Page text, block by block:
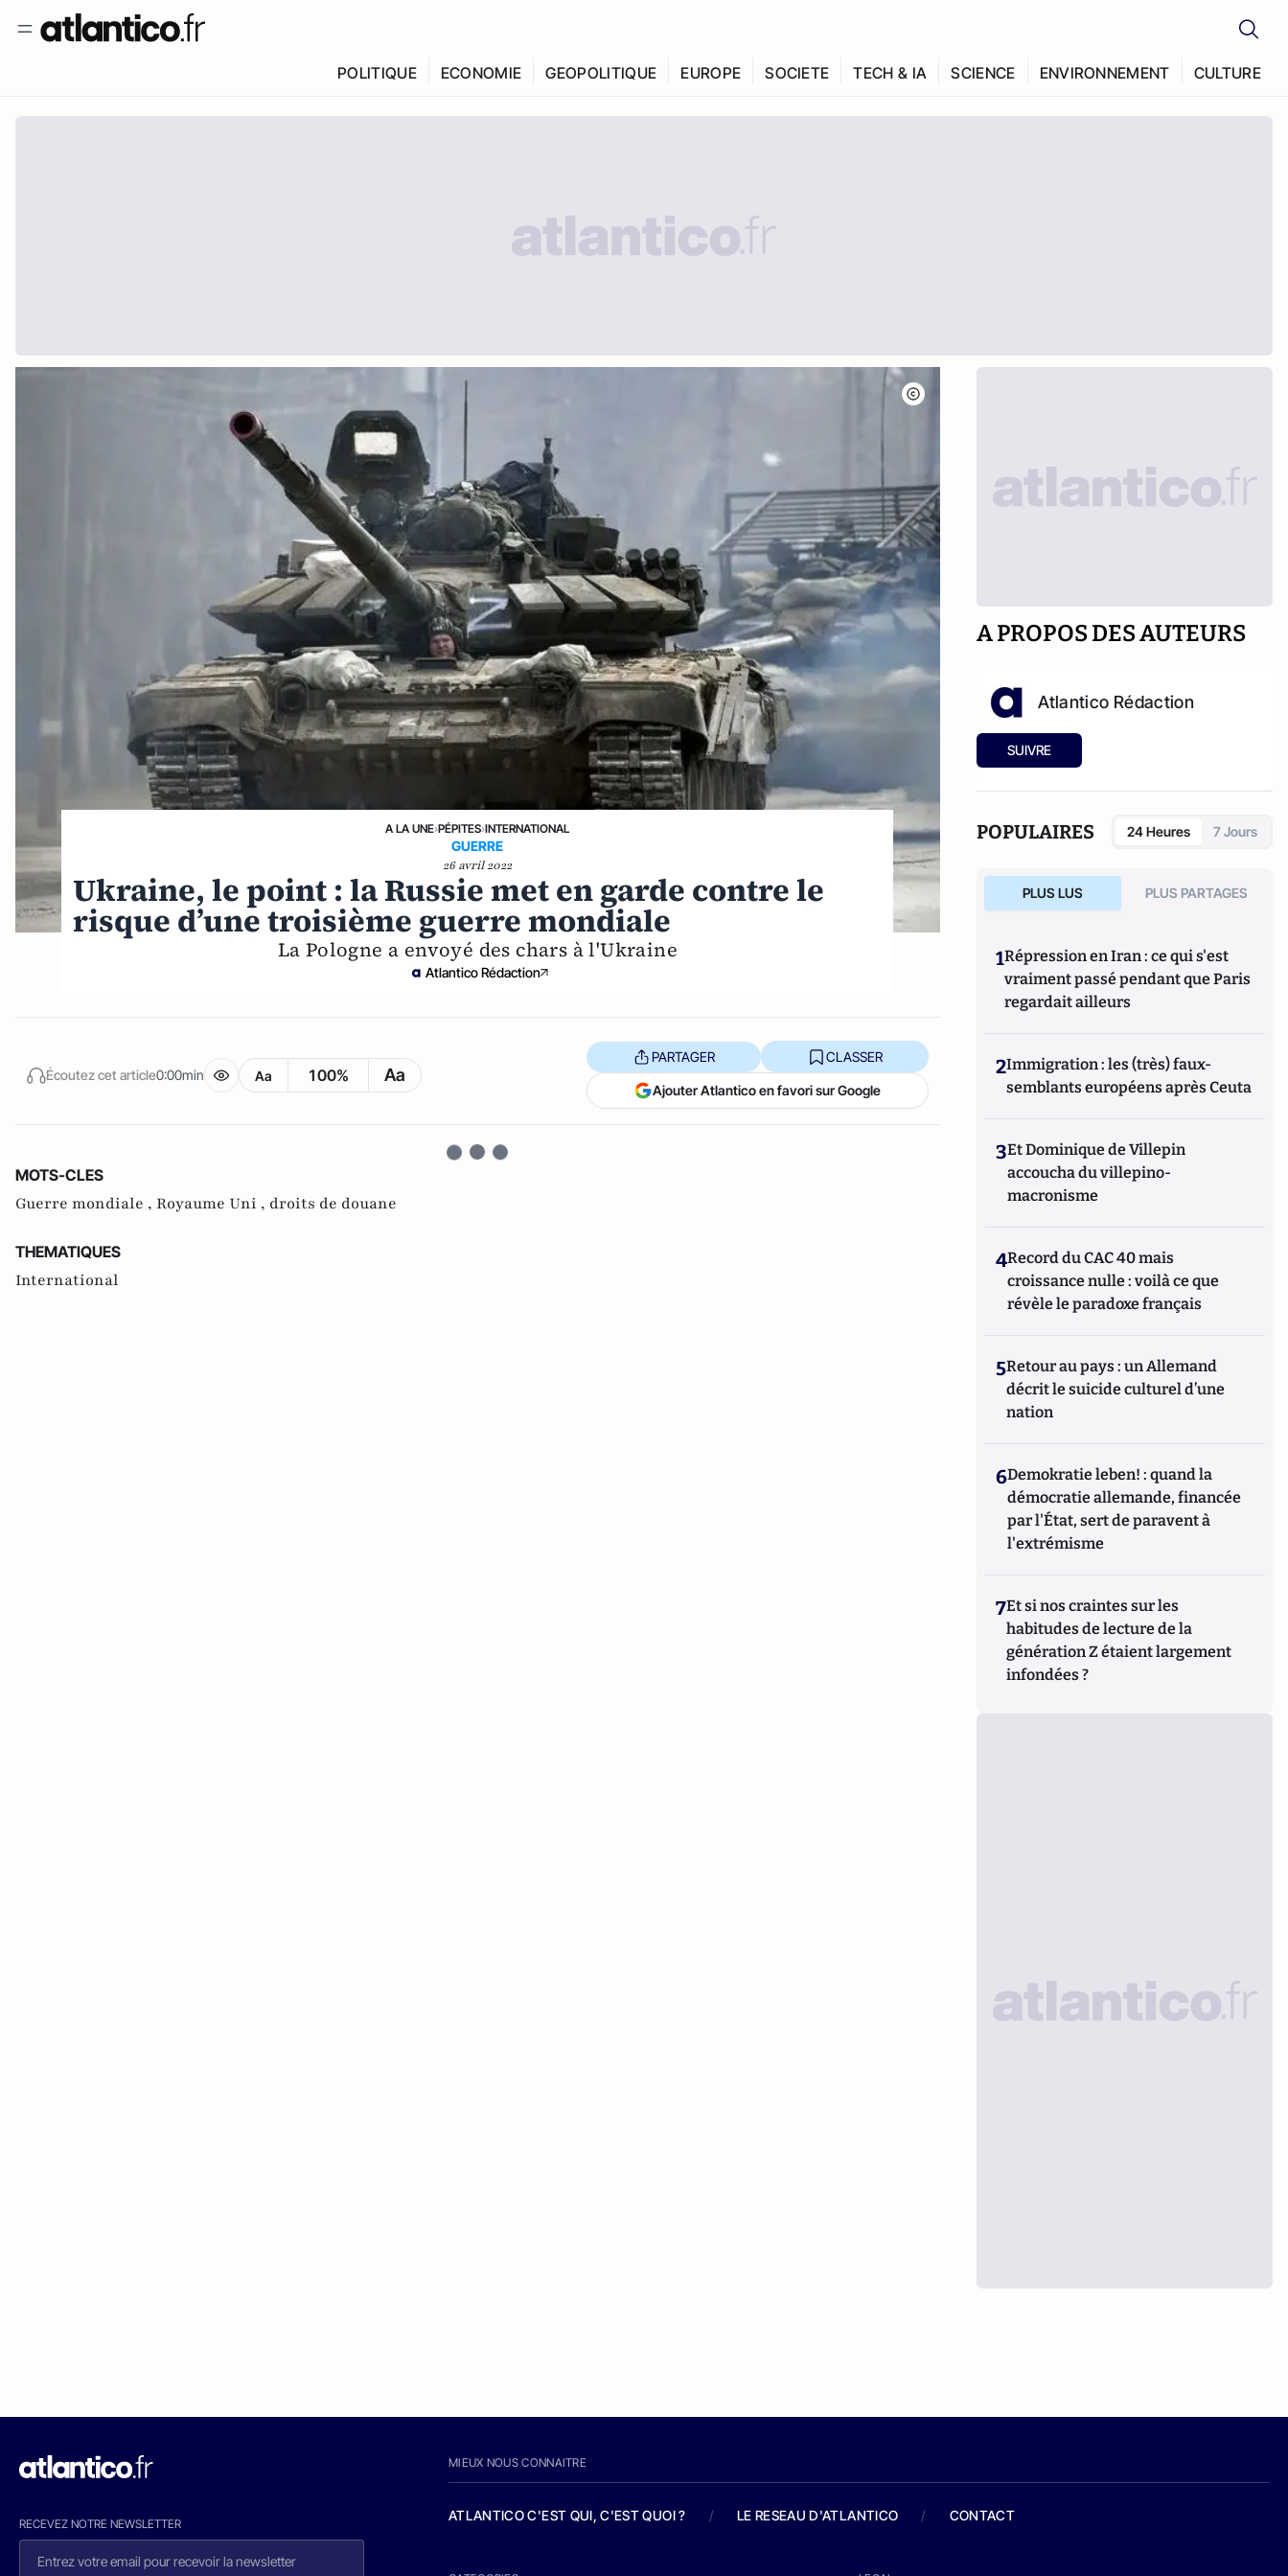
POLITIQUE ECONOMIE GEOPOLITIQUE EUROPE SOCIETE TECH & IA SCIENCE ENVIRONNEMENT CULTURE
A LA UNE›PÉPITES›INTERNATIONAL
GUERRE
26 avril 2022
Ukraine, le point : la Russie met en garde contre le
risque d’une troisième guerre mondiale
La Pologne a envoyé des chars à l'Ukraine
Atlantico Rédaction
Écoutez cet article0:00min Aa 100% Aa
PARTAGER CLASSER
Ajouter Atlantico en favori sur Google
MOTS-CLES
Guerre mondiale , Royaume Uni , droits de douane
THEMATIQUES
International
A PROPOS DES AUTEURS
Atlantico Rédaction
SUIVRE
POPULAIRES 24 Heures 7 Jours
PLUS LUS PLUS PARTAGES
1Répression en Iran : ce qui s'est
vraiment passé pendant que Paris
regardait ailleurs
2Immigration : les (très) faux-
semblants européens après Ceuta
3Et Dominique de Villepin
accoucha du villepino-
macronisme
4Record du CAC 40 mais
croissance nulle : voilà ce que
révèle le paradoxe français
5Retour au pays : un Allemand
décrit le suicide culturel d’une
nation
6Demokratie leben! : quand la
démocratie allemande, financée
par l'État, sert de paravent à
l'extrémisme
7Et si nos craintes sur les
habitudes de lecture de la
génération Z étaient largement
infondées ?
RECEVEZ NOTRE NEWSLETTER
MIEUX NOUS CONNAITRE
ATLANTICO C'EST QUI, C'EST QUOI ? / LE RESEAU D'ATLANTICO / CONTACT